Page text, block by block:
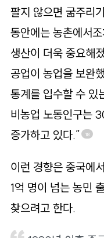
팔지 않으면 굶주리
동안에는 농촌에서
생산이 더욱 중요해
공업이 농업을 보완
통계를 입수할 수 있
비농업 노동인구는
증가하고 있다.”
18
이런 경향은 중국에
1억 명이 넘는 농민
찾으려고 한다.